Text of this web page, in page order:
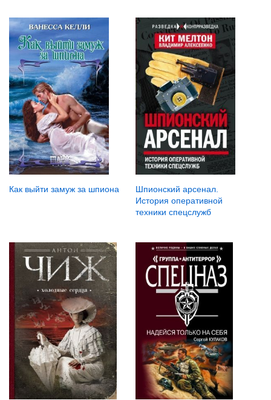
Как выйти замуж за шпиона
Шпионский арсенал.
История оперативной
техники спецслужб